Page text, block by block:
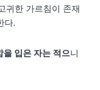
귀한 가르침이 존재
다.
을 입은 자는 적으니